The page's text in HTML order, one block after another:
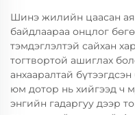
Шинэ жилийн цаасан
байдлаараа онцлог
тэмдэглэлтэй сайхан
тогтвортой ашиглах
анхааралтай
юм дотор нь хийгээд ч
энгийн гадаргуу дээр